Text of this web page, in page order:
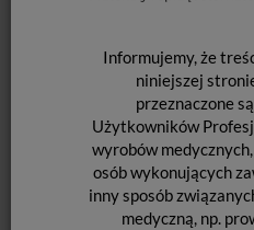
Informujemy, że
niniejszej
przeznaczone
Użytkowników
wyrobów
osób wykonujących
inny sposób
medyczną, np.